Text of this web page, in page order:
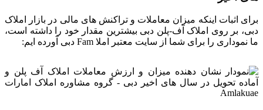
برای اثبات اینکه میزان معاملات و تراکنش های مالی در بازار املاک
دبی، بر روی املاک آف-پلن دبی بیشترین مقدار خود را داشته است،
ما نموداری را برای شما از سایت معتبر املا Fam دبی آورده ایم: